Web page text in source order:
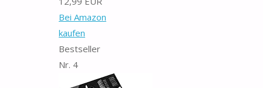
Bei Amazon
kaufen
Bestseller
Nr. 4